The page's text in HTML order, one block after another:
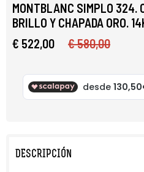
MONTBLANC SIMPLO 324.
BRILLO Y CHAPADA ORO.
€ 522,00
€ 580,00
DESCRIPCIÓN